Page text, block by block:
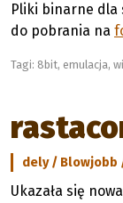
Pliki binarne dla
do pobrania na
Tagi: 8bit, emulacja,
dely / Blowjobb
Ukazała się